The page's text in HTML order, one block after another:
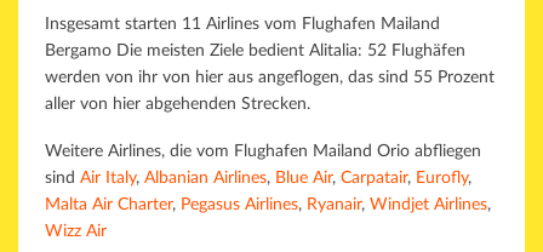
Insgesamt starten 11 Airlines vom Flughafen Mailand
Bergamo Die meisten Ziele bedient Alitalia: 52 Flughäfen
werden von ihr von hier aus angeflogen, das sind 55 Prozent
aller von hier abgehenden Strecken.
Weitere Airlines, die vom Flughafen Mailand Orio abfliegen
sind Air Italy, Albanian Airlines, Blue Air, Carpatair, Eurofly,
Malta Air Charter, Pegasus Airlines, Ryanair, Windjet Airlines,
Wizz Air